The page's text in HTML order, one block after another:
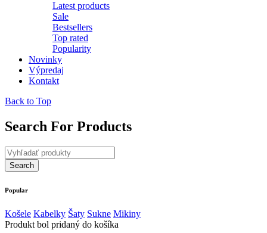
Latest products
Sale
Bestsellers
Top rated
Popularity
Novinky
Výpredaj
Kontakt
Back to Top
Search For Products
Popular
Košele Kabelky Šaty Sukne Mikiny
Produkt bol pridaný do košíka